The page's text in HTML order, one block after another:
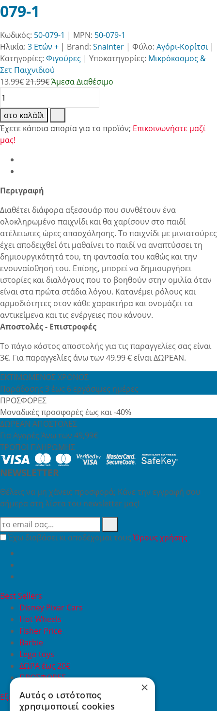
079-1
Κωδικός: 50-079-1 | MPN: 50-079-1
Ηλικία: 3 Ετών + | Brand: Snainter | Φύλο: Αγόρι-Κορίτσι|
Κατηγορίες: Φιγούρες | Υποκατηγορίες: Μικρόκοσμος &
Σετ Παιχνιδιού
13.99€21.99€Άμεσα Διαθέσιμο
στο καλάθι
Έχετε κάποια απορία για το προϊόν; Επικοινωνήστε μαζί
μας!
Περιγραφή
Διαθέτει διάφορα αξεσουάρ που συνθέτουν ένα
ολοκληρωμένο παιχνίδι και θα χαρίσουν στο παιδί
ατέλειωτες ώρες απασχόλησης. Το παιχνίδι με μινιατούρες
έχει αποδειχθεί ότι μαθαίνει το παιδί να αναπτύσσει τη
δημιουργικότητά του, τη φαντασία του καθώς και την
ενσυναίσθησή του. Επίσης, μπορεί να δημιουργήσει
ιστορίες και διαλόγους που το βοηθούν στην ομιλία όταν
είναι στα πρώτα στάδια λόγου. Κατανέμει ρόλους και
αρμοδιότητες στον κάθε χαρακτήρα και ονομάζει τα
αντικείμενα και τις ενέργειες που κάνουν.
Αποστολές - Επιστροφές
Το πάγιο κόστος αποστολής για τις παραγγελίες σας είναι
3€. Για παραγγελίες άνω των 49.99 € είναι ΔΩΡΕΑΝ.
ΕΚΤΙΜΩΜΕΝΟΣ ΧΡΟΝΟΣ
Παράδοσης 3 έως 6 εργάσιμες ημέρες
ΠΡΟΣΦΟΡΕΣ
Μοναδικές προσφορές έως και -40%
ΔΩΡΕΑΝ ΑΠΟΣΤΟΛΕΣ
Για Αγορές Άνω των 49,99€
ΤΡΟΠΟΙ ΠΛΗΡΩΜΗΣ
NEWSLETTER
Θέλεις να μη χάνεις προσφορά; Κάνε την εγγραφή σου
σήμερα στη λίστα του newsletter μας!
Έχω διαβάσει κι αποδέχομαι τουςΌρους χρήσης
Best Sellers
Disney Pixar Cars
Hot Wheels
Fisher Price
Barbie
Lego toys
ΔΩΡΑ έως 20€
ΠΡΟΣΦΟΡΕΣ
Εξυπηρέτηση Πελατών
Εξυπηρέτηση πελατών
×
Αυτός ο ιστότοπος
χρησιμοποιεί cookies